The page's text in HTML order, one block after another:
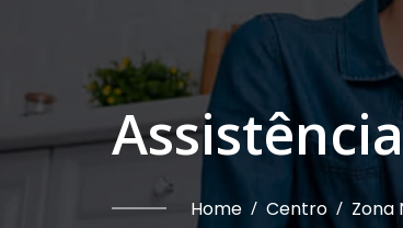
Home / Centro / Zona